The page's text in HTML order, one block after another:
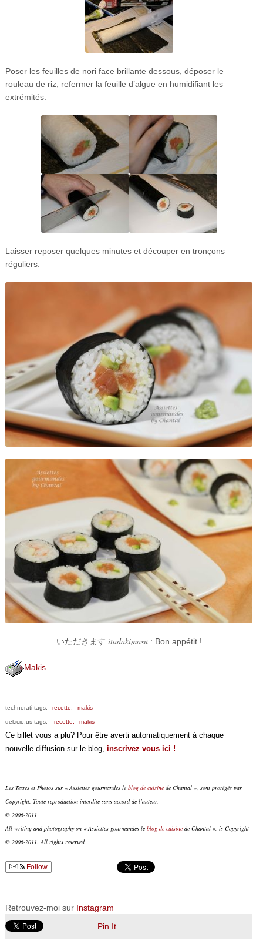
Poser les feuilles de nori face brillante dessous, déposer le
rouleau de riz, refermer la feuille d’algue en humidifiant les
extrémités.
Laisser reposer quelques minutes et découper en tronçons
réguliers.
いただきます itadakimasu: Bon appétit !
Makis
technorati tags: recette, makis
del.icio.us tags: recette, makis
Ce billet vous a plu? Pour être averti automatiquement à chaque
nouvelle diffusion sur le blog, inscrivez vous ici !
Les Textes et Photos sur « Assiettes gourmandes le blog de cuisinede Chantal », sont protégés par
Copyright. Toute reproduction interdite sans accord de l’auteur.
© 2006-2011 .
All writing and photography on « Assiettes gourmandes le blog de cuisinede Chantal », is Copyright
© 2006-2011. All rights reserved.
Follow
Retrouvez-moi sur Instagram
Pin It